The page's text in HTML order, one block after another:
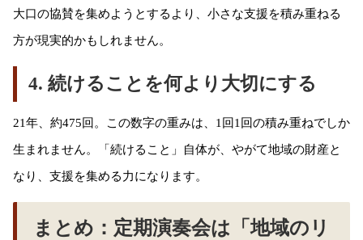
大口の協賛を集めようとするより、小さな支援を積み重ねる
方が現実的かもしれません。
4. 続けることを何より大切にする
21年、約475回。この数字の重みは、1回1回の積み重ねでしか
生まれません。「続けること」自体が、やがて地域の財産と
なり、支援を集める力になります。
まとめ：定期演奏会は「地域のリ